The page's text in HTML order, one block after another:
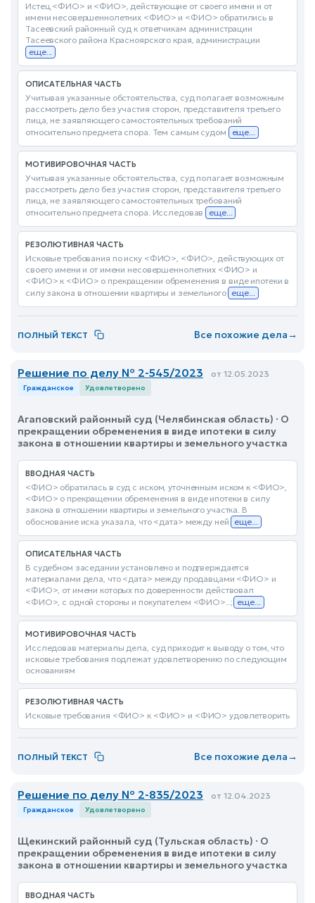
Истец <ФИО> и <ФИО>, действующие от своего имени и от
имени несовершеннолетних <ФИО> и <ФИО> обратились в
Тасеевский районный суд к ответчикам администрации
Тасеевского района Красноярского края, администрации
еще...
ОПИСАТЕЛЬНАЯ ЧАСТЬ
Учитывая указанные обстоятельства, суд полагает возможным
рассмотреть дело без участия сторон, представителя третьего
лица, не заявляющего самостоятельных требований
относительно предмета спора. Тем самым судом
еще...
МОТИВИРОВОЧНАЯ ЧАСТЬ
Учитывая указанные обстоятельства, суд полагает возможным
рассмотреть дело без участия сторон, представителя третьего
лица, не заявляющего самостоятельных требований
относительно предмета спора. Исследовав еще...
РЕЗОЛЮТИВНАЯ ЧАСТЬ
Исковые требования по иску <ФИО>, <ФИО>, действующих от
своего имени и от имени несовершеннолетних <ФИО> и
<ФИО> к <ФИО> о прекращении обременения в виде ипотеки в
силу закона в отношении квартиры и земельного еще...
ПОЛНЫЙ ТЕКСТ Все похожие дела→
Решение по делу № 2-545/2023 от 12.05.2023
Гражданское Удовлетворено
Агаповский районный суд (Челябинская область) · О
прекращении обременения в виде ипотеки в силу
закона в отношении квартиры и земельного участка
ВВОДНАЯ ЧАСТЬ
<ФИО> обратилась в суд с иском, уточненным иском к <ФИО>,
<ФИО> о прекращении обременения в виде ипотеки в силу
закона в отношении квартиры и земельного участка. В
обоснование иска указала, что <дата> между ней еще...
ОПИСАТЕЛЬНАЯ ЧАСТЬ
В судебном заседании установлено и подтверждается
материалами дела, что <дата> между продавцами <ФИО> и
<ФИО>, от имени которых по доверенности действовал
<ФИО>, с одной стороны и покупателем <ФИО>..; еще...
МОТИВИРОВОЧНАЯ ЧАСТЬ
Исследовав материалы дела, суд приходит к выводу о том, что
исковые требования подлежат удовлетворению по следующим
основаниям
РЕЗОЛЮТИВНАЯ ЧАСТЬ
Исковые требования <ФИО> к <ФИО> и <ФИО> удовлетворить
ПОЛНЫЙ ТЕКСТ Все похожие дела→
Решение по делу № 2-835/2023 от 12.04.2023
Гражданское Удовлетворено
Щекинский районный суд (Тульская область) · О
прекращении обременения в виде ипотеки в силу
закона в отношении квартиры и земельного участка
ВВОДНАЯ ЧАСТЬ